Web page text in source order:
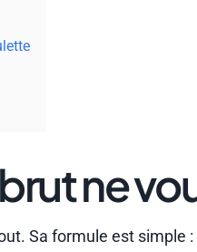
ne
Sa formule est simple :